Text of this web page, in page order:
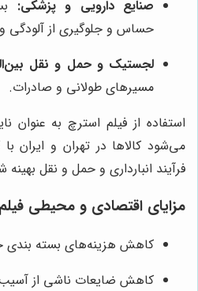
صنایع دارویی و پزشکی:
حساس و جلوگیری از آلودگی
لجستیک و حمل و نقل
مسیرهای طولانی و صادرات.
استفاده از فیلم استرچ به عنوان
می‌شود کالاها در تهران و ایران
فرآیند انبارداری و حمل و نقل بهینه
مزایای اقتصادی و محیطی
کاهش هزینه‌های بسته بندی
کاهش ضایعات ناشی از آسیب